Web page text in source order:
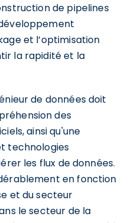
de pipelines
et l’optimisation
la rapidité et la
de données doit
des
ainsi qu'une
technologies
les flux de données.
en fonction
et du secteur
le secteur de la